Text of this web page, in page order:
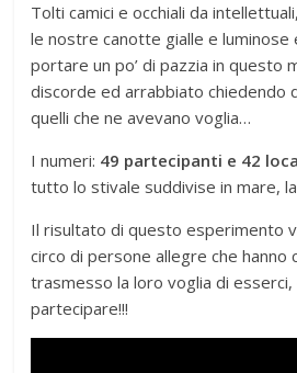
Tolti camici e occhiali da
le nostre canotte gialle e luminose
portare un po’ di pazzia in questo
discorde ed arrabbiato chiedendo
quelli che ne avevano voglia…
I numeri: 49 partecipanti e 42
tutto lo stivale suddivise in mare,
Il risultato di questo esperimento
circo di persone allegre che hanno
trasmesso la loro voglia di
partecipare!!!